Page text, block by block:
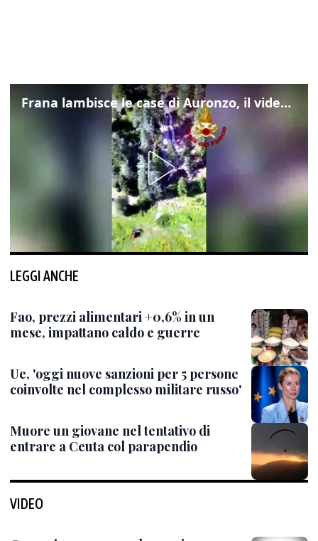
Frana lambisce le case di Auronzo, il video dall'elicottero dei vigili del fuoco
LEGGI ANCHE
Fao, prezzi alimentari +0,6% in un
mese, impattano caldo e guerre
Ue, 'oggi nuove sanzioni per 5 persone
coinvolte nel complesso militare russo'
Muore un giovane nel tentativo di
entrare a Ceuta col parapendio
VIDEO